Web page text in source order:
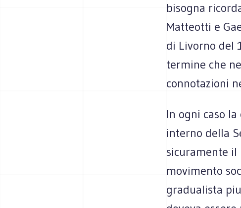
bisogna
Matteotti e
di Livorno del
termine che
connotazioni
In ogni caso
interno della
sicuramente il
movimento
gradualista